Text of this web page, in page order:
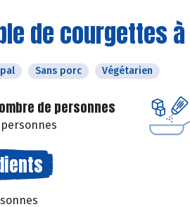
de courgettes
Sans porc Végétarien
de personnes